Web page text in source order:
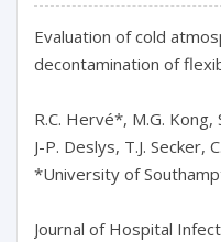
Evaluation of cold
decontamination of
R.C. Hervé*, M.G. Kong,
J-P. Deslys, T.J. Secker,
*University of
Journal of Hospital